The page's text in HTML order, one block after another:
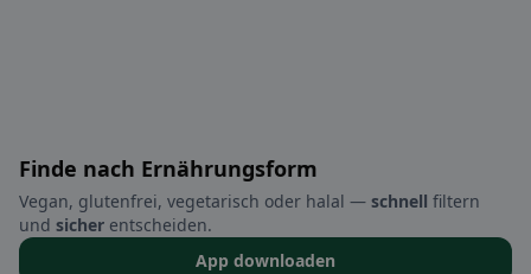
Finde nach Ernährungsform
Vegan, glutenfrei, vegetarisch oder halal — schnell filtern
und sicher entscheiden.
App downloaden